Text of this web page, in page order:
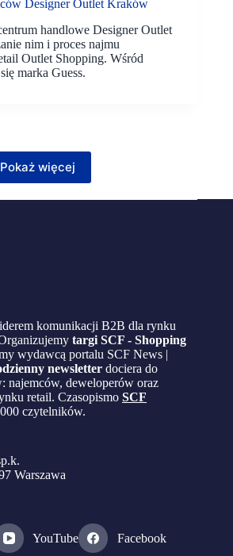
Designer Outlet Kraków
handlowe Designer Outlet
nim i proces najmu
Outlet Shopping. Wśród
marka Guess.
Pokaż więcej
komunikacji B2B dla rynku
targi SCF - Shopping
wydawcą portalu SCF News |
newsletter dociera do
najemców, deweloperów oraz
retail. Czasopismo SCF
czytelników.
Warszawa
YouTube Facebook